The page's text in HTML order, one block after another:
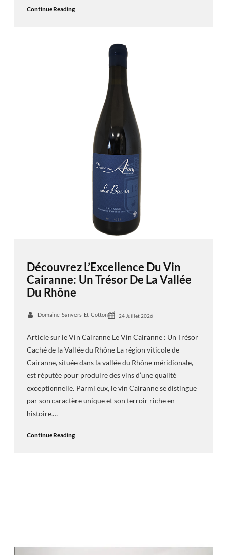
Continue Reading
Découvrez L’Excellence Du Vin
Cairanne: Un Trésor De La Vallée
Du Rhône
Domaine-Sanvers-Et-Cotton 24 Juillet 2026
Article sur le Vin Cairanne Le Vin Cairanne : Un Trésor
Caché de la Vallée du Rhône La région viticole de
Cairanne, située dans la vallée du Rhône méridionale,
est réputée pour produire des vins d’une qualité
exceptionnelle. Parmi eux, le vin Cairanne se distingue
par son caractère unique et son terroir riche en
histoire.…
Continue Reading